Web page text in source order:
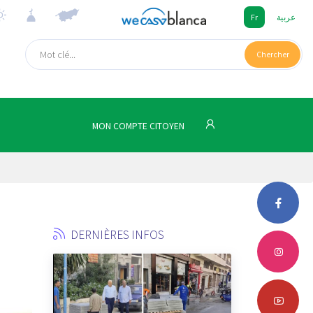
Fr عربية
Chercher
MON COMPTE CITOYEN
DERNIÈRES INFOS